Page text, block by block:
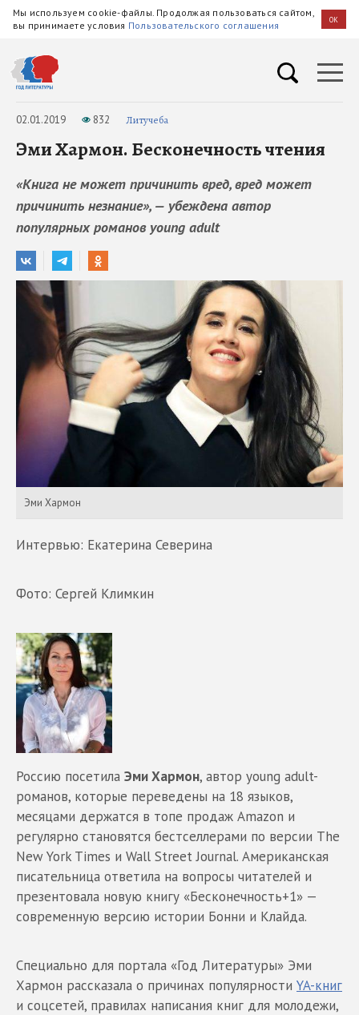
Мы используем cookie-файлы. Продолжая пользоваться сайтом,
вы принимаете условия Пользовательского соглашения OK
02.01.2019 832 Литучеба
Эми Хармон. Бесконечность чтения
«Книга не может причинить вред, вред может
причинить незнание», — убеждена автор
популярных романов young adult
Эми Хармон
Интервью: Екатерина Северина
Фото: Сергей Климкин
Россию посетила Эми Хармон, автор young adult-
романов, которые переведены на 18 языков,
месяцами держатся в топе продаж Amazon и
регулярно становятся бестселлерами по версии The
New York Times и Wall Street Journal. Американская
писательница ответила на вопросы читателей и
презентовала новую книгу «Бесконечность+1» —
современную версию истории Бонни и Клайда.
Специально для портала «Год Литературы» Эми
Хармон рассказала о причинах популярности YA-книг
и соцсетей, правилах написания книг для молодежи,